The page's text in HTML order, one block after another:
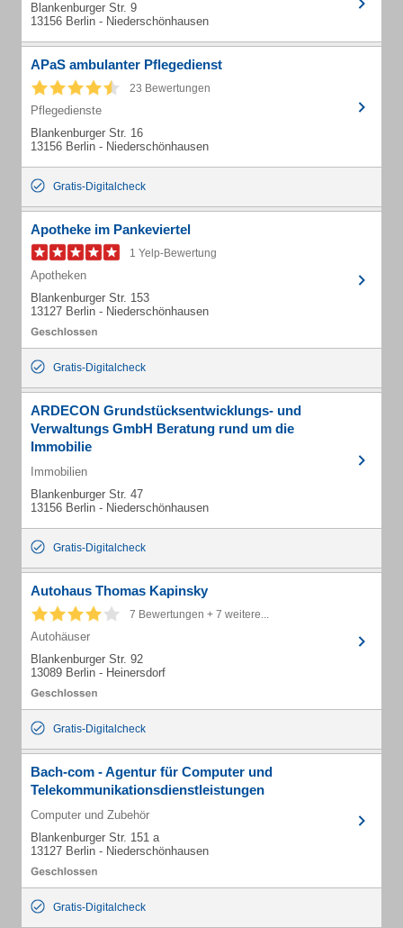
Blankenburger Str. 9
13156 Berlin - Niederschönhausen
APaS ambulanter Pflegedienst
23 Bewertungen
Pflegedienste
Blankenburger Str. 16
13156 Berlin - Niederschönhausen
Gratis-Digitalcheck
Apotheke im Pankeviertel
1 Yelp-Bewertung
Apotheken
Blankenburger Str. 153
13127 Berlin - Niederschönhausen
Gratis-Digitalcheck
ARDECON Grundstücksentwicklungs- und
Verwaltungs GmbH Beratung rund um die
Immobilie
Immobilien
Blankenburger Str. 47
13156 Berlin - Niederschönhausen
Gratis-Digitalcheck
Autohaus Thomas Kapinsky
7 Bewertungen + 7 weitere...
Autohäuser
Blankenburger Str. 92
13089 Berlin - Heinersdorf
Gratis-Digitalcheck
Bach-com - Agentur für Computer und
Telekommunikationsdienstleistungen
Computer und Zubehör
Blankenburger Str. 151 a
13127 Berlin - Niederschönhausen
Gratis-Digitalcheck